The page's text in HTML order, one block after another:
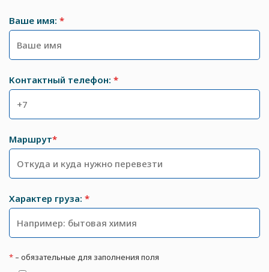
Ваше имя: *
Контактный телефон: *
Маршрут*
Характер груза: *
* – обязательные для заполнения поля